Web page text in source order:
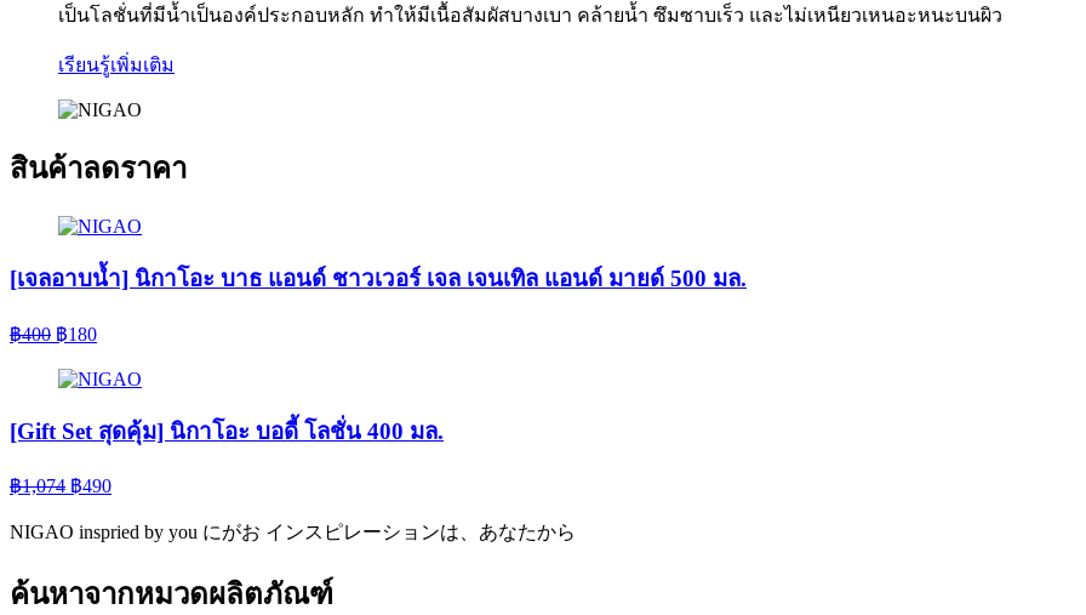
เป็นโลชั่นที่มีน้ำเป็นองค์ประกอบหลัก ทำให้มีเนื้อสัมผัสบางเบา คล้ายน้ำ ซึมซาบเร็ว และไม่เหนียวเหนอะหนะบนผิว
เรียนรู้เพิ่มเติม
สินค้าลดราคา
[เจลอาบน้ำ] นิกาโอะ บาธ แอนด์ ชาวเวอร์ เจล เจนเทิล แอนด์ มายด์ 500 มล.
฿400 Original
price
was:
฿180Current
price
is:
[Gift Set สุดคุ้ม] นิกาโอะ บอดี้ โลชั่น 400 มล.
฿1,074 Original
price
was:
฿490Current
price
is:
NIGAO inspried by you にがお インスピレーションは、あなたから
ค้นหาจากหมวดผลิตภัณฑ์